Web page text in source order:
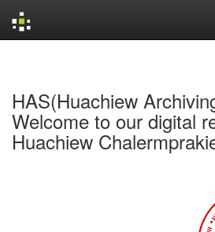
HAS(Huachiew
Welcome to our digital
Huachiew